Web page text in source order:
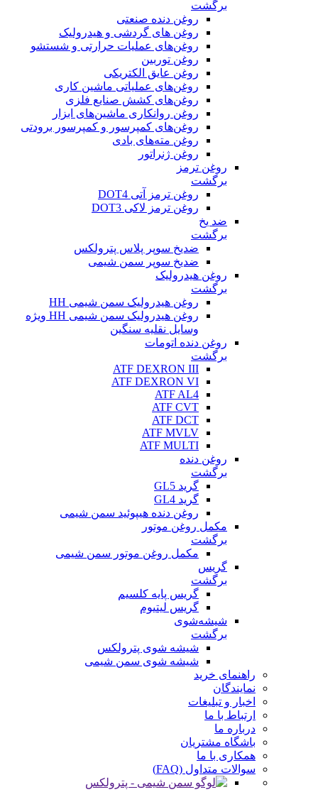
برگشت
روغن دنده صنعتی
روغن‌ های گردشی و هیدرولیک
روغن‌های عملیات حرارتی و شستشو
روغن توربین
روغن عایق الکتریکی
روغن‌های عملیاتی ماشین کاری
روغن‌های کشش صنایع فلزی
روغن روانکاری ماشین‌های ابزار
روغن‌های کمپرسور و کمپرسور برودتی
روغن مته‌های بادی
روغن ژنراتور
روغن ترمز
برگشت
روغن ترمز آتی DOT4
روغن ترمز لاکی DOT3
ضد یخ
برگشت
ضدیخ سوپر پلاس پترولکس
ضدیخ سوپر سمن شیمی
روغن هیدرولیک
برگشت
روغن هیدرولیک سمن شیمی HH
روغن هیدرولیک سمن شیمی HH ویژه
وسایل نقلیه سنگین
روغن دنده اتومات
برگشت
ATF DEXRON III
ATF DEXRON VI
ATF AL4
ATF CVT
ATF DCT
ATF MVLV
ATF MULTI
روغن دنده
برگشت
گرید GL5
گرید GL4
روغن دنده هیپوئید سمن شیمی
مکمل روغن موتور
برگشت
مکمل روغن موتور سمن شیمی
گریس
برگشت
گریس پایه کلسیم
گریس لیتیوم
شیشه‌شوی
برگشت
شیشه شوی پترولکس
شیشه شوی سمن شیمی
راهنمای خرید
نمایندگان
اخبار و تبلیغات
ارتباط با ما
درباره ما
باشگاه مشتریان
همکاری با ما
سوالات متداول (FAQ)